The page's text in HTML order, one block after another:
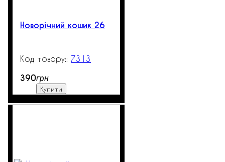
Новорічний кошик 26
7313
390грн
Купити